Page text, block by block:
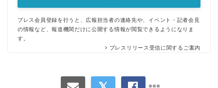
プレス会員登録を行うと、広報担当者の連絡先や、イベント・記者会見
の情報など、報道機関だけに公開する情報が閲覧できるようになりま
す。
プレスリリース受信に関するご案内